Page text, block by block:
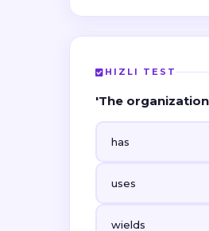
HIZLI TEST
'The
has
uses
wields